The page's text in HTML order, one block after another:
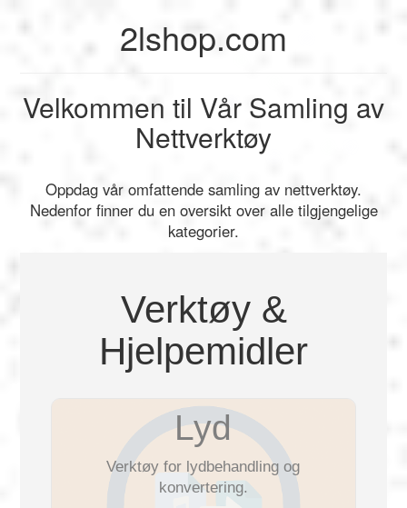
Spill
SEO
My Profile
My Reports
Logout
English
Français
Deutsch
Español
Italiano
Nederlands
Português
Polski
2lshop.com
Velkommen til Vår Samling av
Nettverktøy
Oppdag vår omfattende samling av nettverktøy.
Nedenfor finner du en oversikt over alle tilgjengelige
kategorier.
Verktøy &
Hjelpemidler
Lyd
Verktøy for lydbehandling og
konvertering.
My Profile
Logout